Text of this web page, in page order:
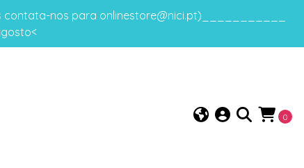
nos para onlinestore@nici.pt)___________
0